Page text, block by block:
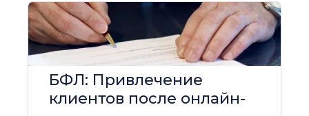
БФЛ: Привлечение
клиентов после онлайн-